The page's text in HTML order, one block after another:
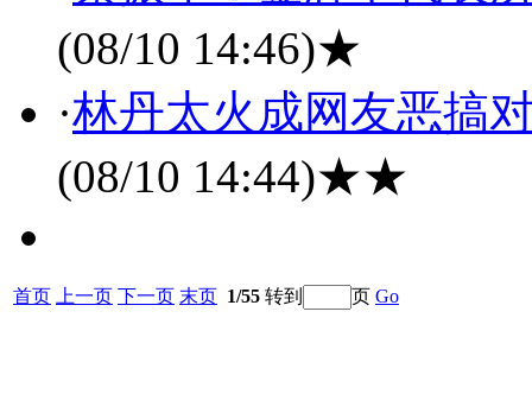
(08/10 14:46)★
·林丹太火成网友恶搞
(08/10 14:44)★★
首页 上一页 下一页 末页 1/55 转到 页 Go